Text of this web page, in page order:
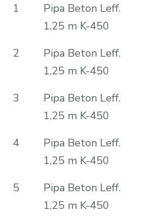
1
Pipa Beton Leff.
1,25 m K-450
2
Pipa Beton Leff.
1,25 m K-450
3
Pipa Beton Leff.
1,25 m K-450
4
Pipa Beton Leff.
1,25 m K-450
5
Pipa Beton Leff.
1,25 m K-450